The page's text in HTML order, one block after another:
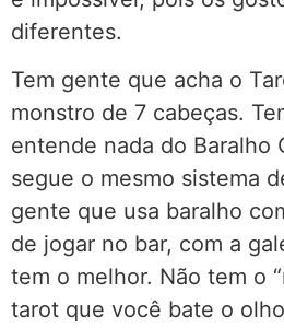
diferentes.
Tem gente que acha o
monstro de 7 cabeças.
entende nada do Baralho
segue o mesmo sistema
gente que usa baralho
de jogar no bar, com a
tem o melhor. Não tem o
tarot que você bate o